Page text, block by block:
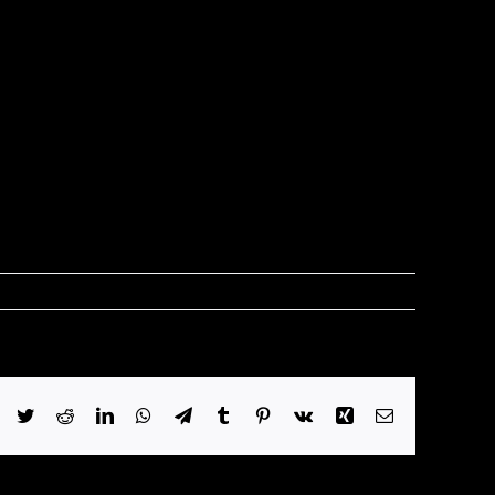
Facebook
TwitterRedditLinkedInWhatsApp
TelegramTumblr Pinterest
Vk Xing Email